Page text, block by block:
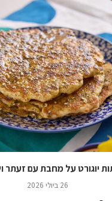
יוגורט על מחבת עם זעתר
26 ביולי 2026